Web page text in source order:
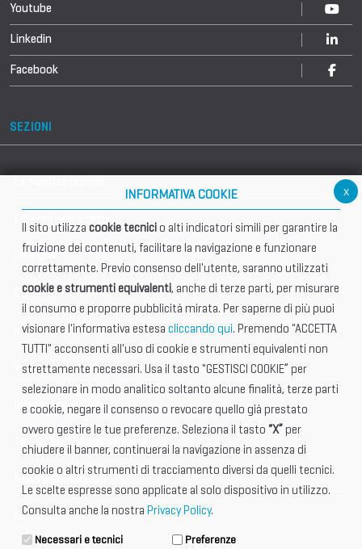
Youtube
Linkedin
Facebook
SEZIONI
Info utili
Documentazione
Informazione importante
Vetrina Espositori
International Club
Tax & Legal Global Services
News e Comunicati
Media Kit
x
INFORMATIVA COOKIE
Il sito utilizza cookie tecnicio alti indicatori simili per garantire la
fruizione dei contenuti, facilitare la navigazione e funzionare
correttamente. Previo consenso dell'utente, saranno utilizzati
cookie e strumenti equivalenti, anche di terze parti, per misurare
il consumo e proporre pubblicità mirata. Per saperne di più puoi
visionare l'informativa estesa cliccando qui. Premendo "ACCETTA
TUTTI" acconsenti all'uso di cookie e strumenti equivalenti non
strettamente necessari. Usa il tasto "GESTISCI COOKIE” per
selezionare in modo analitico soltanto alcune finalità, terze parti
e cookie, negare il consenso o revocare quello già prestato
ovvero gestire le tue preferenze. Seleziona il tasto “X” per
chiudere il banner, continuerai la navigazione in assenza di
cookie o altri strumenti di tracciamento diversi da quelli tecnici.
Le scelte espresse sono applicate al solo dispositivo in utilizzo.
Consulta anche la nostra Privacy Policy.
Necessari e tecnici Preferenze